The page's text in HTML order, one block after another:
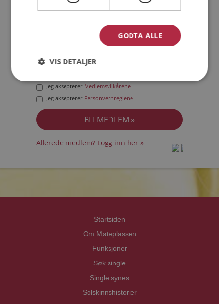
Jeg aksepterer Medlemsvilkårene
Jeg aksepterer Personvernreglene
Allerede medlem? Logg inn her »
Startsiden
Om Møteplassen
Funksjoner
Søk single
Single synes
Solskinnshistorier
GODTA ALLE
VIS DETALJER